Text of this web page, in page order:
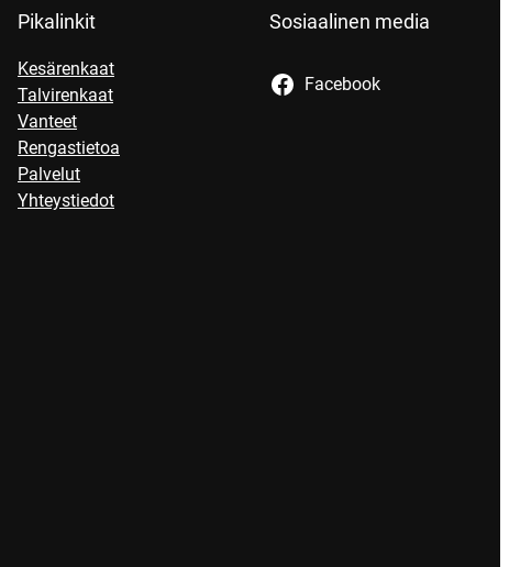
Pikalinkit
Kesärenkaat
Talvirenkaat
Vanteet
Rengastietoa
Palvelut
Yhteystiedot
Sosiaalinen media
Facebook